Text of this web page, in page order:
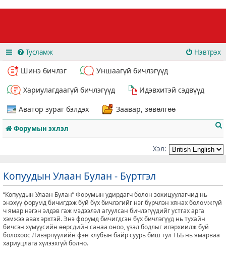
Тусламж Нэвтрэх
Шинэ бичлэг
Уншаагүй бичлэгүүд
Хариулагдаагүй бичлэгүүд
Идэвхитэй сэдвүүд
Аватор зураг бэлдэх
Заавар, зөвөлгөө
Форумын эхлэл
а
Хэл:
Копуудын Улаан Булан - Бүртгэл
“Копуудын Улаан Булан” Форумын удирдагч болон зохицуулагчид нь
энэхүү форумд бичигдэж буй бүх бичлэгийг нэг бүрчлэн хянах боломжгүй
ч ямар нэгэн элдэв гаж мэдээлэл агуулсан бичлэгүүдийг устгах арга
хэмжээ авах эрхтэй. Энэ форумд бичигдсэн бүх бичлэгүүд нь тухайн
бичсэн хүмүүсийн өөрсдийн санаа оноо, үзэл бодлыг илэрхиилж буй
болохоос Ливэрпүүлийн фэн клубын байр суурь биш тул ТББ нь ямарваа
хариуцлага хүлээхгүй болно.